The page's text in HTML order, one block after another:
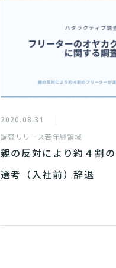
2020.08.31
調査リリース若年層領域
親の反対により約４割
選考（入社前）辞退